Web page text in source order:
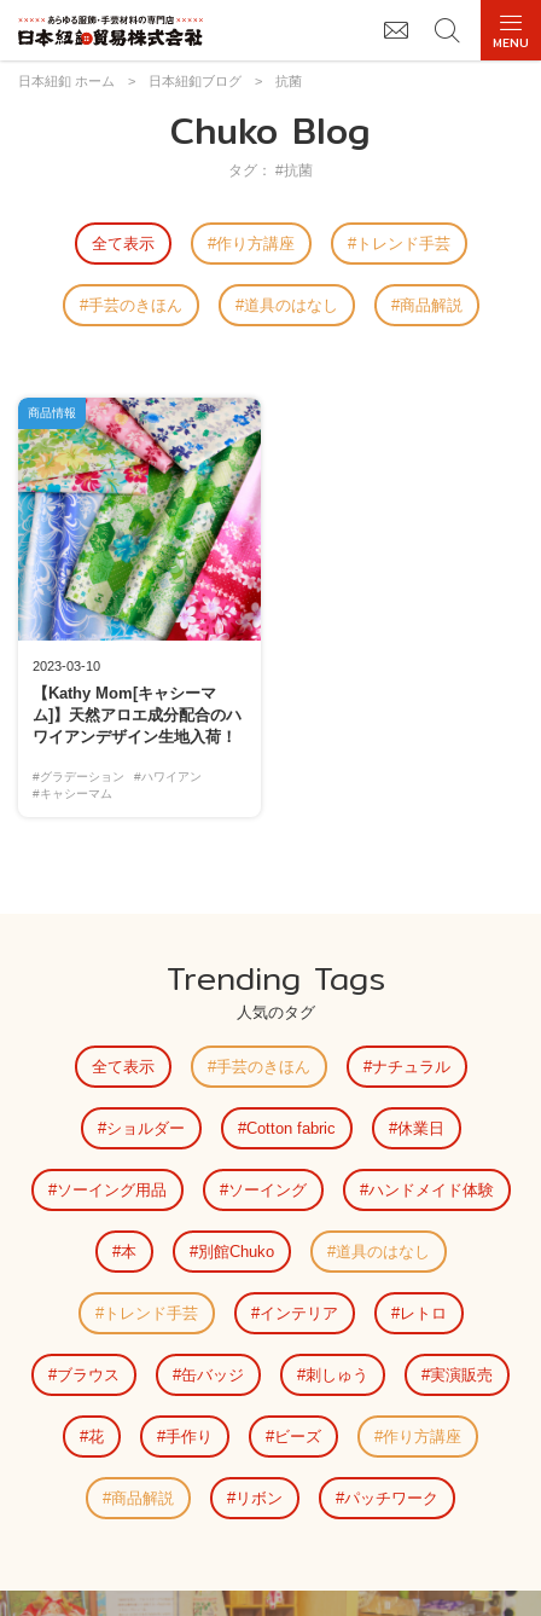
日本紐釦 ホーム > 日本紐釦ブログ > 抗菌
Chuko Blog
タグ： #抗菌
全て表示 作り方講座 トレンド手芸
手芸のきほん 道具のはなし 商品解説
2023-03-10
【Kathy Mom[キャシーマ
ム]】天然アロエ成分配合のハ
ワイアンデザイン生地入荷！
#グラデーション
#ハワイアン
#キャシーマム
商品情報
Trending Tags
人気のタグ
全て表示 手芸のきほん ナチュラル
ショルダー Cotton fabric 休業日
ソーイング用品 ソーイング ハンドメイド体験
本 別館Chuko 道具のはなし
トレンド手芸 インテリア レトロ
ブラウス 缶バッジ 刺しゅう 実演販売
花 手作り ビーズ 作り方講座
商品解説 リボン パッチワーク